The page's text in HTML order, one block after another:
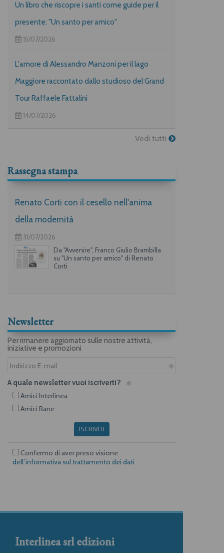
Un libro che riscopre i santi come guide per il
presente: "Un santo per amico"
15/07/2026
L'amore di Alessandro Manzoni per il lago
Maggiore raccontato dallo studioso del Grand
Tour Raffaele Fattalini
14/07/2026
Vedi tutti
Rassegna stampa
Renato Corti con il cesello nell'anima
della modernità
31/07/2026
Da "Avvenire", Franco Giulio Brambilla
su "Un santo per amico" di Renato
Corti
Newsletter
Per rimanere aggiornato sulle nostre attività,
iniziative e promozioni
A quale newsletter vuoi iscriverti?
Amici Interlinea
Amici Rane
ISCRIVITI
Confermo di aver preso visione
dell’informativa sul trattamento dei dati
Interlinea srl edizioni